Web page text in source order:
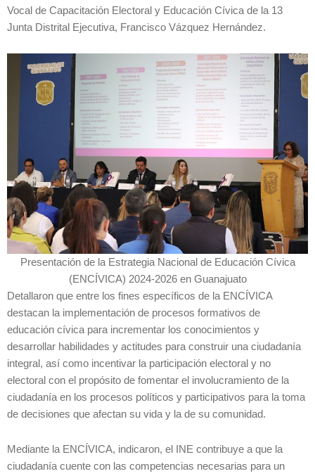
Vocal de Capacitación Electoral y Educación Cívica de la 13
Junta Distrital Ejecutiva, Francisco Vázquez Hernández.
Presentación de la Estrategia Nacional de Educación Cívica
(ENCÍVICA) 2024-2026 en Guanajuato
Detallaron que entre los fines específicos de la ENCÍVICA
destacan la implementación de procesos formativos de
educación cívica para incrementar los conocimientos y
desarrollar habilidades y actitudes para construir una ciudadanía
integral, así como incentivar la participación electoral y no
electoral con el propósito de fomentar el involucramiento de la
ciudadanía en los procesos políticos y participativos para la toma
de decisiones que afectan su vida y la de su comunidad.
Mediante la ENCÍVICA, indicaron, el INE contribuye a que la
ciudadanía cuente con las competencias necesarias para un